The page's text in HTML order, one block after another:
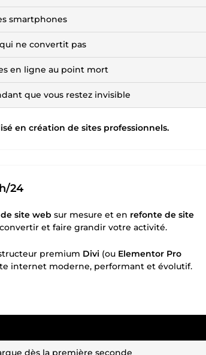
smartphones
ne convertit pas
en ligne au point mort
que vous restez invisible
en création de sites professionnels.
24
site web sur mesure et en refonte de site
et faire grandir votre activité.
premium Divi (ou Elementor Pro
internet moderne, performant et évolutif.
dès la première seconde